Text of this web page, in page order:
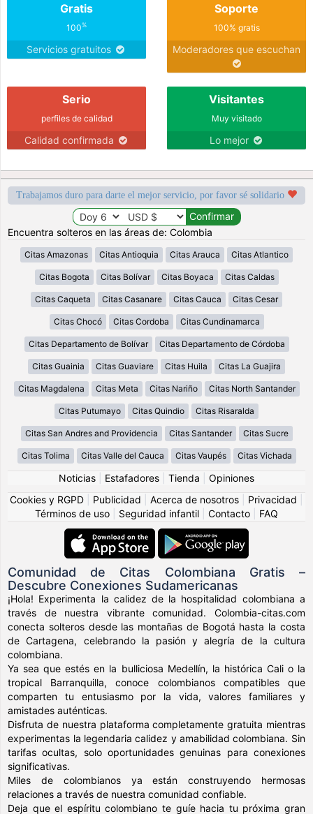
Gratis
100%
Servicios gratuitos
Soporte
100% gratis
Moderadores que escuchan
Serio
perfiles de calidad
Calidad confirmada
Visitantes
Muy visitado
Lo mejor
Trabajamos duro para darte el mejor servicio, por favor sé solidario
Encuentra solteros en las áreas de: Colombia
Citas Amazonas Citas Antioquia Citas Arauca Citas Atlantico
Citas Bogota Citas Bolívar Citas Boyaca Citas Caldas
Citas Caqueta Citas Casanare Citas Cauca Citas Cesar
Citas Chocó Citas Cordoba Citas Cundinamarca
Citas Departamento de Bolívar Citas Departamento de Córdoba
Citas Guainia Citas Guaviare Citas Huila Citas La Guajira
Citas Magdalena Citas Meta Citas Nariño Citas North Santander
Citas Putumayo Citas Quindio Citas Risaralda
Citas San Andres and Providencia Citas Santander Citas Sucre
Citas Tolima Citas Valle del Cauca Citas Vaupés Citas Vichada
Noticias Estafadores Tienda
Opiniones
Cookies y RGPD
Publicidad Acerca de nosotros Privacidad
Términos de uso
Seguridad infantil Contacto FAQ
Comunidad de Citas Colombiana Gratis –
Descubre Conexiones Sudamericanas
¡Hola! Experimenta la calidez de la hospitalidad colombiana a
través de nuestra vibrante comunidad. Colombia-citas.com
conecta solteros desde las montañas de Bogotá hasta la costa
de Cartagena, celebrando la pasión y alegría de la cultura
colombiana.
Ya sea que estés en la bulliciosa Medellín, la histórica Cali o la
tropical Barranquilla, conoce colombianos compatibles que
comparten tu entusiasmo por la vida, valores familiares y
amistades auténticas.
Disfruta de nuestra plataforma completamente gratuita mientras
experimentas la legendaria calidez y amabilidad colombiana. Sin
tarifas ocultas, solo oportunidades genuinas para conexiones
significativas.
Miles de colombianos ya están construyendo hermosas
relaciones a través de nuestra comunidad confiable.
Deja que el espíritu colombiano te guíe hacia tu próxima gran